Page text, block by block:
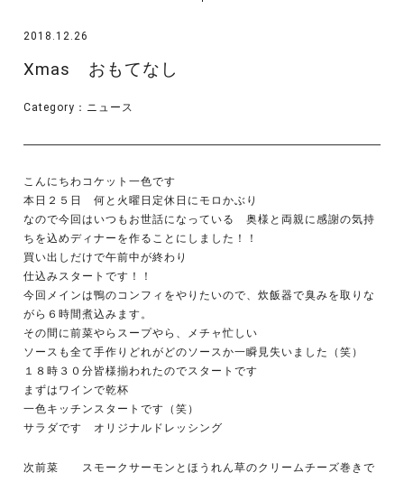
2018.12.26
Xmas おもてなし
Category： ニュース
こんにちわコケット一色です
本日２５日 何と火曜日定休日にモロかぶり
なので今回はいつもお世話になっている 奥様と両親に感謝の気持
ちを込めディナーを作ることにしました！！
買い出しだけで午前中が終わり
仕込みスタートです！！
今回メインは鴨のコンフィをやりたいので、炊飯器で臭みを取りな
がら６時間煮込みます。
その間に前菜やらスープやら、メチャ忙しい
ソースも全て手作りどれがどのソースか一瞬見失いました（笑）
１８時３０分皆様揃われたのでスタートです
まずはワインで乾杯
一色キッチンスタートです（笑）
サラダです オリジナルドレッシング
次前菜 スモークサーモンとほうれん草のクリームチーズ巻きで